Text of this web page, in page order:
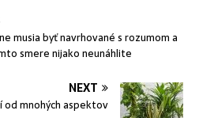
musia byť navrhované s rozumom a
smere nijako neunáhlite
NEXT
od mnohých aspektov